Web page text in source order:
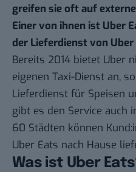
greifen sie oft auf
Einer von ihnen ist Uber
der Lieferdienst von
Bereits 2014 bietet Uber
eigenen Taxi-Dienst an,
Lieferdienst für Speisen
gibt es den Service auch
60 Städten können
Uber Eats nach Hause
Was ist Uber